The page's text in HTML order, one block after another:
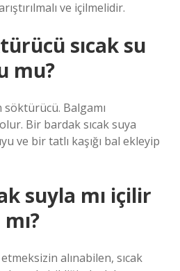
ve içilmelidir.
sıcak su
mu?
Balgamı
Bir bardak sıcak suya
ve bir tatlı kaşığı bal ekleyip
suyla mı içilir
alınabilen, sıcak